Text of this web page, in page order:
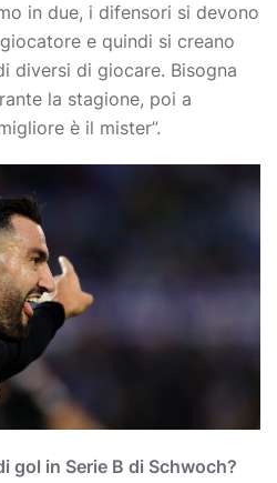
in due, i difensori si devono
e quindi si creano
diversi di giocare. Bisogna
la stagione, poi a
è il mister”.
gol in Serie B di Schwoch?